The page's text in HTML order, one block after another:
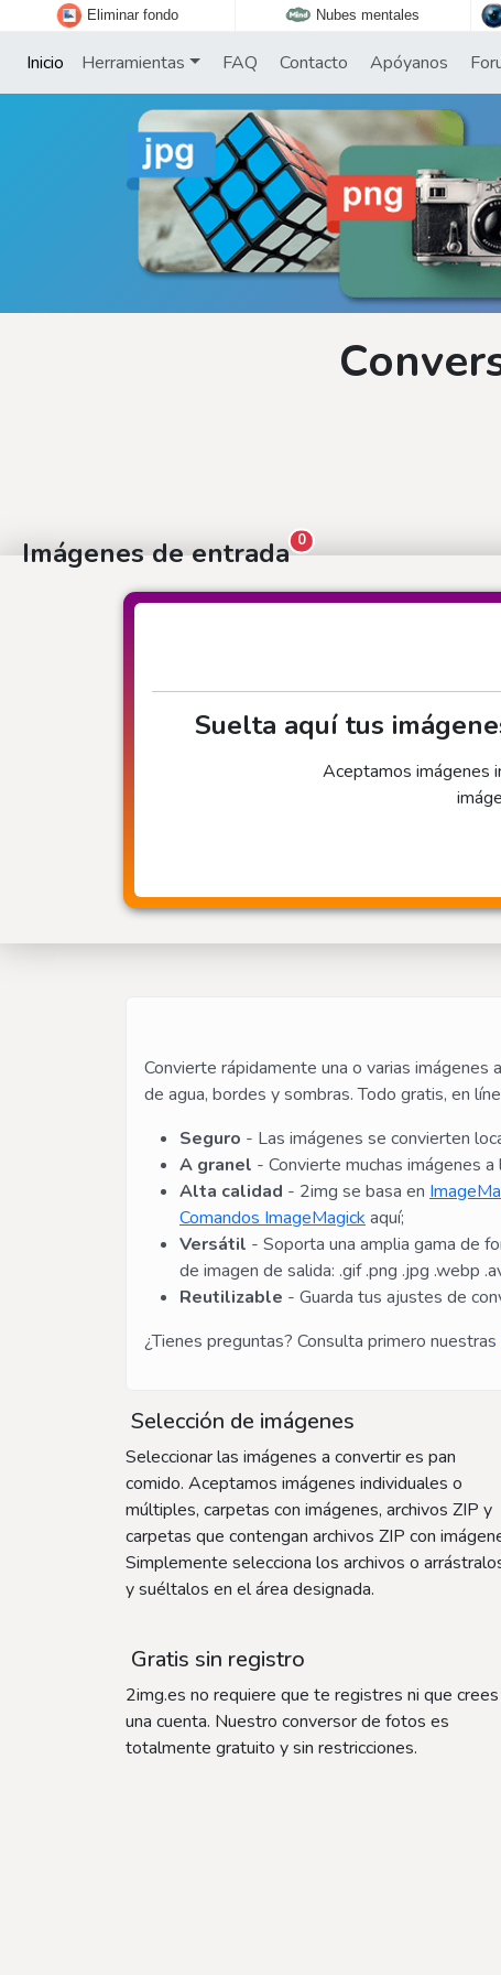
Eliminar fondo Nubes mentales
Inicio Herramientas FAQ Contacto Apóyanos
0
Imágenes de entrada
Suelta aquí tus
Aceptamos imágenes
Convierte rápidamente una o varias
de agua, bordes y sombras. Todo gratis, en
Seguro - Las imágenes se convierten
A granel - Convierte muchas imágenes
Alta calidad - 2img se basa en
Comandos ImageMagick aquí;
Versátil - Soporta una amplia gama de
de imagen de salida: .gif .png .jpg .webp
Reutilizable - Guarda tus ajustes de
¿Tienes preguntas? Consulta primero nuestras
Selección de imágenes
Seleccionar las imágenes a convertir es pan
comido. Aceptamos imágenes individuales o
múltiples, carpetas con imágenes, archivos ZIP y
carpetas que contengan archivos ZIP con
Simplemente selecciona los archivos o
y suéltalos en el área designada.
Gratis sin registro
2img.es no requiere que te registres ni que crees
una cuenta. Nuestro conversor de fotos es
totalmente gratuito y sin restricciones.